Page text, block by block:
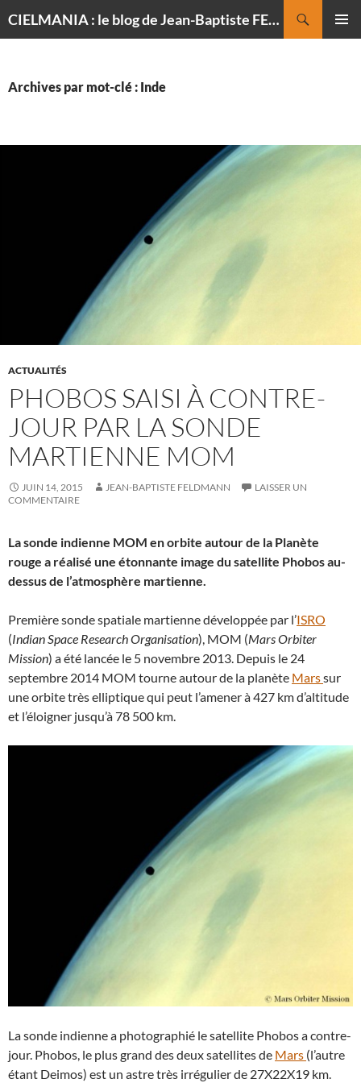
CIELMANIA : le blog de Jean-Baptiste FELDMANN, photographe du ciel
Archives par mot-clé : Inde
ACTUALITÉS
PHOBOS SAISI À CONTRE-
JOUR PAR LA SONDE
MARTIENNE MOM
JUIN 14, 2015 JEAN-BAPTISTE FELDMANN
LAISSER UN
COMMENTAIRE
La sonde indienne MOM en orbite autour de la Planète
rouge a réalisé une étonnante image du satellite Phobos au-
dessus de l’atmosphère martienne.
Première sonde spatiale martienne développée par l’ISRO
(Indian Space Research Organisation), MOM (Mars Orbiter
Mission) a été lancée le 5 novembre 2013. Depuis le 24
septembre 2014 MOM tourne autour de la planète Marssur
une orbite très elliptique qui peut l’amener à 427 km d’altitude
et l’éloigner jusqu’à 78 500 km.
La sonde indienne a photographié le satellite Phobos a contre-
jour. Phobos, le plus grand des deux satellites de Mars (l’autre
étant Deimos) est un astre très irrégulier de 27X22X19 km.